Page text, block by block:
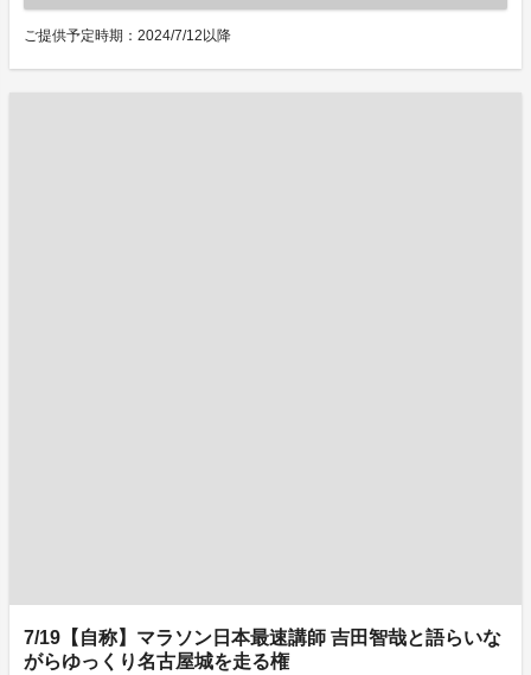
ご提供予定時期：2024/7/12以降
7/19【自称】マラソン日本最速講師 吉田智哉と語らいな
がらゆっくり名古屋城を走る権